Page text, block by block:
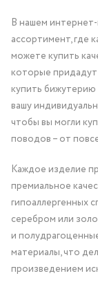
В нашем
ассортимент, где
можете купить
которые
купить
вашу
чтобы вы могли
поводов – от
Каждое изделие
премиальное
гипоаллергенных
серебром или
и
материалы, что
произведением